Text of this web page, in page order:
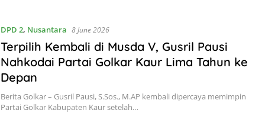
DPD 2, Nusantara 8 June 2026
Terpilih Kembali di Musda V, Gusril Pausi
Nahkodai Partai Golkar Kaur Lima Tahun ke
Depan
Berita Golkar – Gusril Pausi, S.Sos., M.AP kembali dipercaya memimpin
Partai Golkar Kabupaten Kaur setelah…